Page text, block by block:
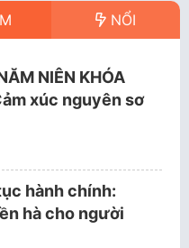
NỔI
NIÊN KHÓA
xúc nguyên sơ
hành chính:
hà cho người